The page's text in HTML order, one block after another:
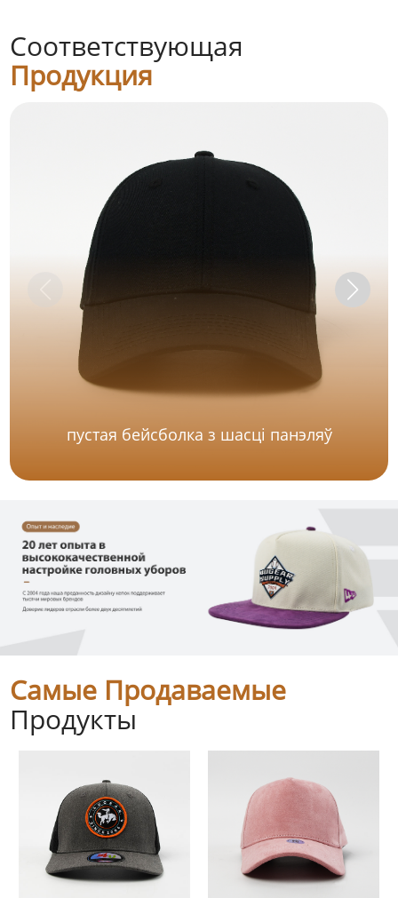
Соответствующая
Продукция
пустая бейсболка з шасці панэляў
Самые Продаваемые
Продукты